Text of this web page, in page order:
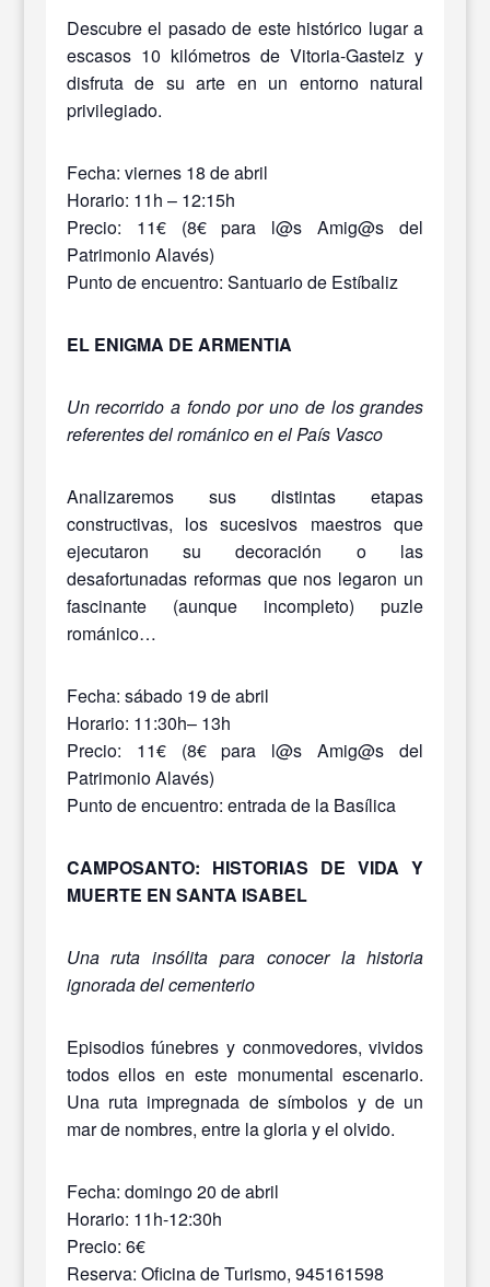
Descubre el pasado de este histórico lugar a
escasos 10 kilómetros de Vitoria-Gasteiz y
disfruta de su arte en un entorno natural
privilegiado.
Fecha: viernes 18 de abril
Horario: 11h – 12:15h
Precio: 11€ (8€ para l@s Amig@s del
Patrimonio Alavés)
Punto de encuentro: Santuario de Estíbaliz
EL ENIGMA DE ARMENTIA
Un recorrido a fondo por uno de los grandes
referentes del románico en el País Vasco
Analizaremos sus distintas etapas
constructivas, los sucesivos maestros que
ejecutaron su decoración o las
desafortunadas reformas que nos legaron un
fascinante (aunque incompleto) puzle
románico…
Fecha: sábado 19 de abril
Horario: 11:30h– 13h
Precio: 11€ (8€ para l@s Amig@s del
Patrimonio Alavés)
Punto de encuentro: entrada de la Basílica
CAMPOSANTO: HISTORIAS DE VIDA Y
MUERTE EN SANTA ISABEL
Una ruta insólita para conocer la historia
ignorada del cementerio
Episodios fúnebres y conmovedores, vividos
todos ellos en este monumental escenario.
Una ruta impregnada de símbolos y de un
mar de nombres, entre la gloria y el olvido.
Fecha: domingo 20 de abril
Horario: 11h-12:30h
Precio: 6€
Reserva: Oficina de Turismo, 945161598